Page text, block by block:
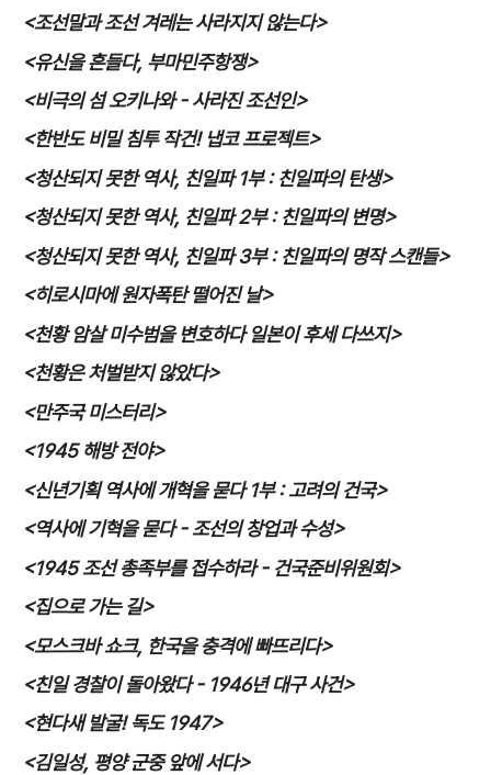
<조선말과 조선 겨레는 사라지지 않는다>
<유신을 흔들다, 부마민주항쟁>
<비극의 섬 오키나와-사라진 조선인>
<한반도 비밀 침투 작건! 냅코 프로젝트>
<청산되지 못한 역사, 친일파1부:친일파의 탄생>
<청산되지 못한 역사, 친일파2부:친일파의 변명>
<청산되지 못한 역사, 친일파3부:친일파의 명작 스캔들>
<히로시마에 원자폭탄 떨어진 날>
<천황 암살 미수범을 변호하다 일본이 후세 다쓰지>
<천황은 처벌받지 않았다>
<만주국 미스터리>
<1945해방 전야>
<신년기획 역사에 개혁을 묻다1부:고려의 건국>
<역사에 기혁을 묻다-조선의 창업과 수성>
<1945조선 총족부를 접수하라- 건국준비위원회>
<집으로 가는 길>
<모스크바 쇼크, 한국을 충격에 빠뜨리다>
<친일 경찰이 돌아왔다- 1946년 대구 사건>
<현다새 발굴!독도 1947>
<김일성, 평양 군중 앞에 서다>